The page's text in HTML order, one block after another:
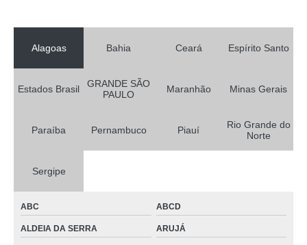
Alagoas Bahia Ceará Espírito Santo
Estados Brasil
GRANDE SÃO
PAULO
Maranhão Minas Gerais
Paraíba Pernambuco Piauí
Rio Grande do
Norte
Sergipe
ABC ABCD
ALDEIA DA SERRA ARUJÁ